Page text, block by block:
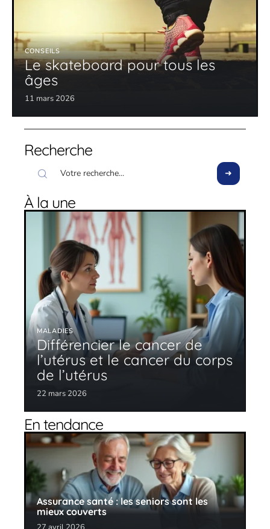
CONSEILS
Le skateboard pour tous les
âges
11 mars 2026
Recherche
À la une
MALADIES
Différencier le cancer de
l’utérus et le cancer du corps
de l’utérus
22 mars 2026
En tendance
Assurance santé : les seniors sont les
mieux couverts